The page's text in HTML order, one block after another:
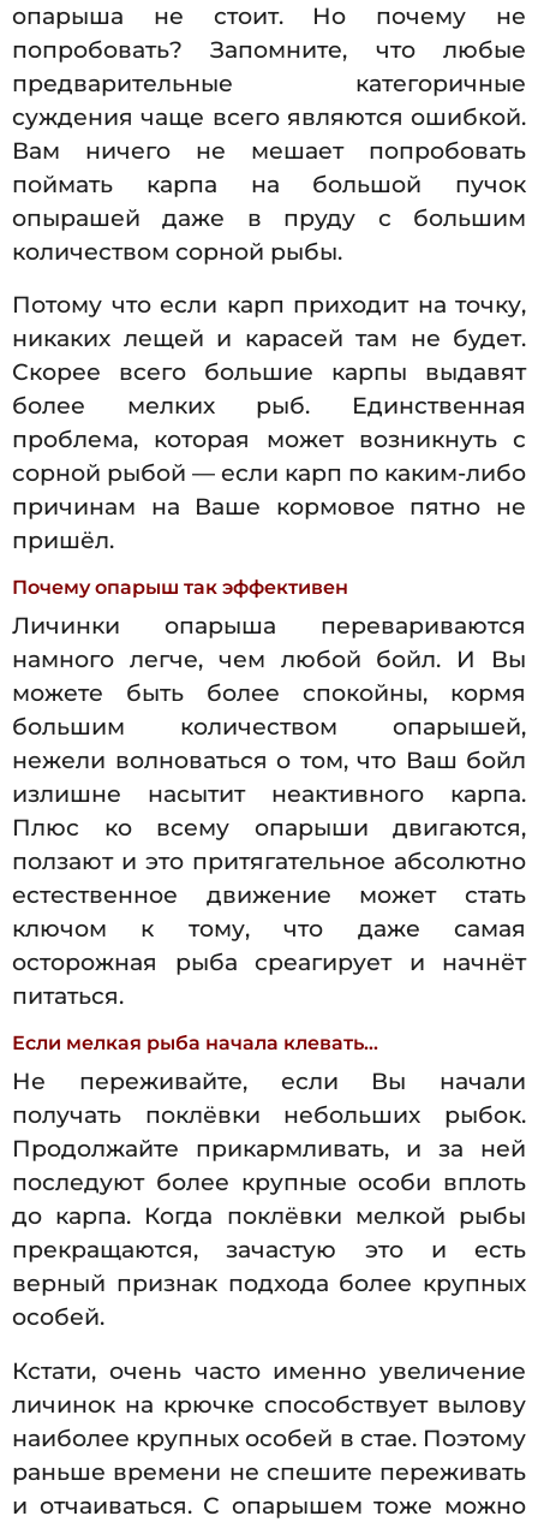
опарыша не стоит. Но почему не
попробовать? Запомните, что любые
предварительные категоричные
суждения чаще всего являются ошибкой.
Вам ничего не мешает попробовать
поймать карпа на большой пучок
опырашей даже в пруду с большим
количеством сорной рыбы.
Потому что если карп приходит на точку,
никаких лещей и карасей там не будет.
Скорее всего большие карпы выдавят
более мелких рыб. Единственная
проблема, которая может возникнуть с
сорной рыбой — если карп по каким-либо
причинам на Ваше кормовое пятно не
пришёл.
Почему опарыш так эффективен
Личинки опарыша перевариваются
намного легче, чем любой бойл. И Вы
можете быть более спокойны, кормя
большим количеством опарышей,
нежели волноваться о том, что Ваш бойл
излишне насытит неактивного карпа.
Плюс ко всему опарыши двигаются,
ползают и это притягательное абсолютно
естественное движение может стать
ключом к тому, что даже самая
осторожная рыба среагирует и начнёт
питаться.
Если мелкая рыба начала клевать…
Не переживайте, если Вы начали
получать поклёвки небольших рыбок.
Продолжайте прикармливать, и за ней
последуют более крупные особи вплоть
до карпа. Когда поклёвки мелкой рыбы
прекращаются, зачастую это и есть
верный признак подхода более крупных
особей.
Кстати, очень часто именно увеличение
личинок на крючке способствует вылову
наиболее крупных особей в стае. Поэтому
раньше времени не спешите переживать
и отчаиваться. С опарышем тоже можно